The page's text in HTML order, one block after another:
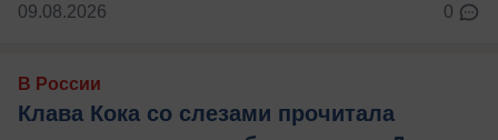
09.08.2026 0
В России
Клава Кока со слезами прочитала